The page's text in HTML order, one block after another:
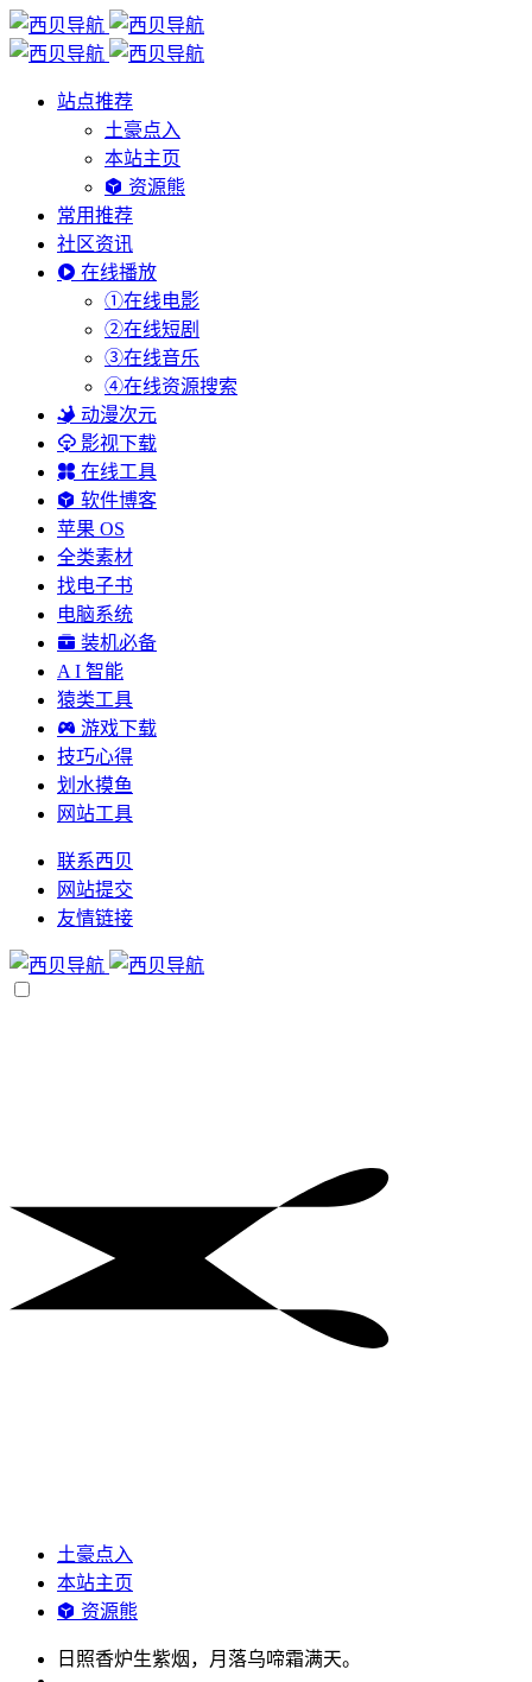
站点推荐
土豪点入
本站主页
资源熊
常用推荐
社区资讯
在线播放
①在线电影
②在线短剧
③在线音乐
④在线资源搜索
动漫次元
影视下载
在线工具
软件博客
苹果 OS
全类素材
找电子书
电脑系统
装机必备
A I 智能
猿类工具
游戏下载
技巧心得
划水摸鱼
网站工具
联系西贝
网站提交
友情链接
土豪点入
本站主页
资源熊
日照香炉生紫烟，月落乌啼霜满天。